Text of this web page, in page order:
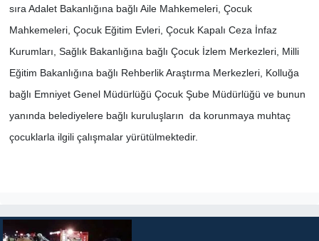
sıra Adalet Bakanlığına bağlı Aile Mahkemeleri, Çocuk
Mahkemeleri, Çocuk Eğitim Evleri, Çocuk Kapalı Ceza İnfaz
Kurumları, Sağlık Bakanlığına bağlı Çocuk İzlem Merkezleri, Milli
Eğitim Bakanlığına bağlı Rehberlik Araştırma Merkezleri, Kolluğa
bağlı Emniyet Genel Müdürlüğü Çocuk Şube Müdürlüğü ve bunun
yanında belediyelere bağlı kuruluşların da korunmaya muhtaç
çocuklarla ilgili çalışmalar yürütülmektedir.